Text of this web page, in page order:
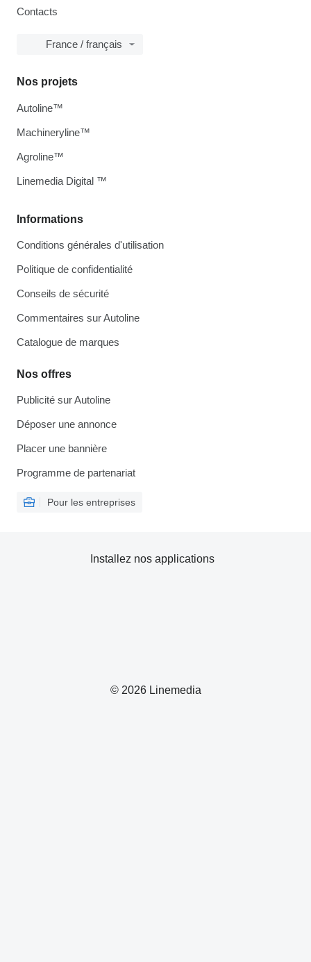
Contacts
France / français
Informations
Conditions générales d'utilisation
Politique de confidentialité
Conseils de sécurité
Commentaires sur Autoline
Catalogue de marques
Nos offres
Publicité sur Autoline
Déposer une annonce
Placer une bannière
Programme de partenariat
Pour les entreprises
Nos projets
Autoline™
Machineryline™
Agroline™
Linemedia Digital ™
© 2026 Linemedia
Installez nos applications